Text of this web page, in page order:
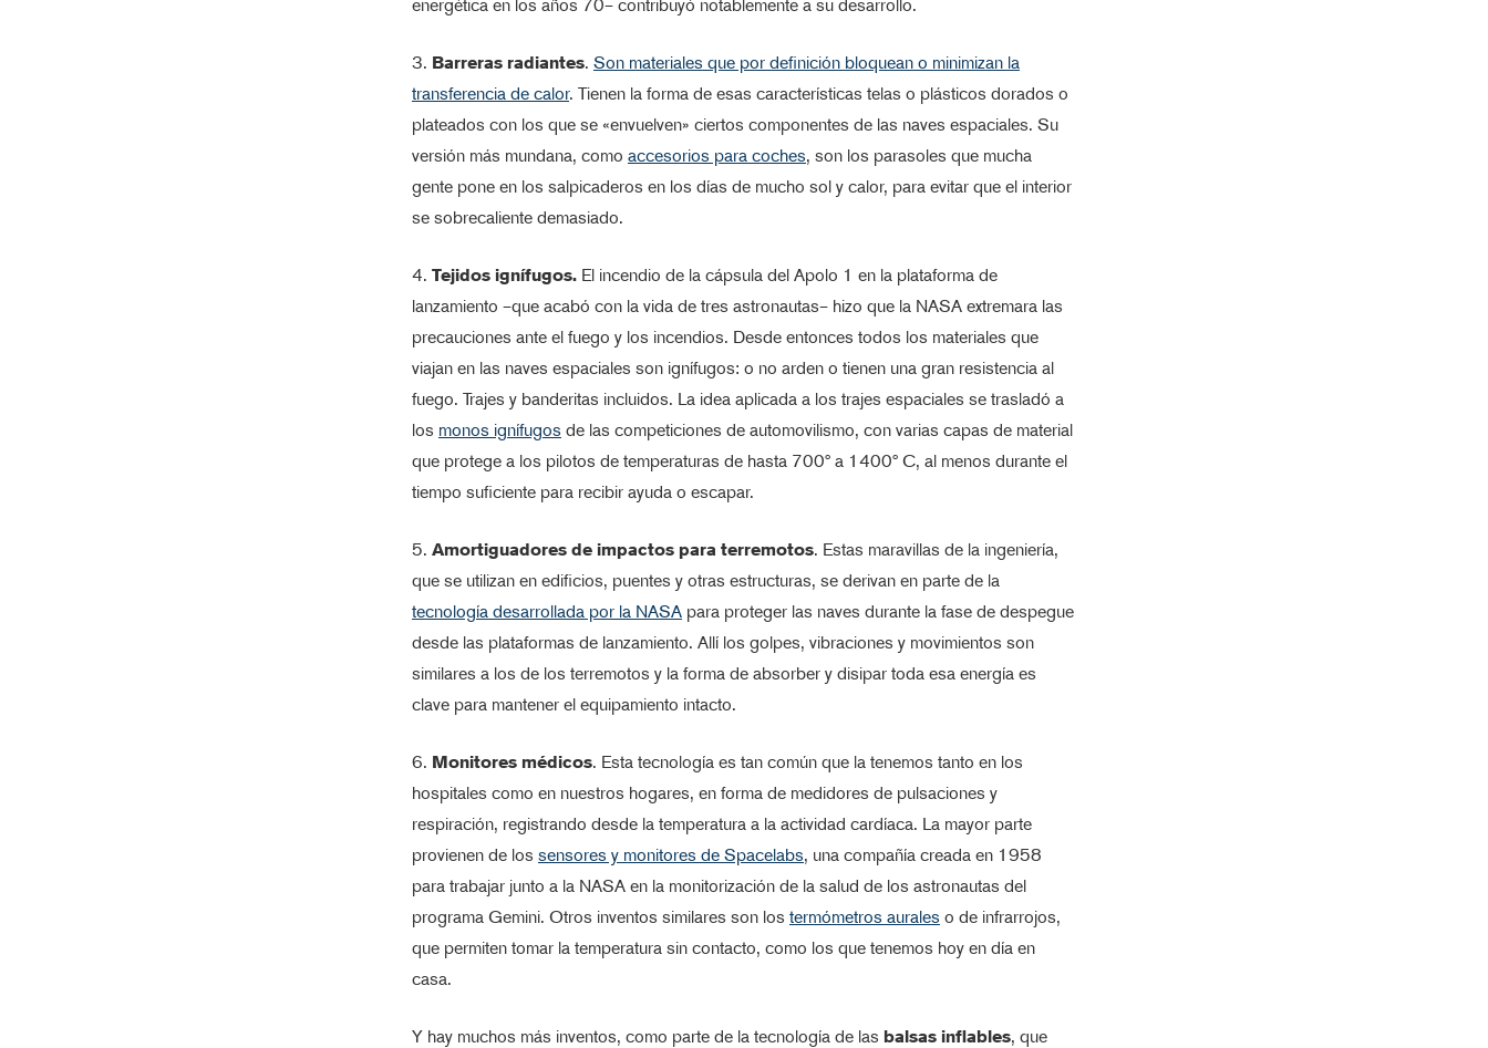
energética en los años 70– contribuyó notablemente a su desarrollo.
3. Barreras radiantes. Son materiales que por definición bloquean o minimizan la
transferencia de calor. Tienen la forma de esas características telas o plásticos dorados o
plateados con los que se «envuelven» ciertos componentes de las naves espaciales. Su
versión más mundana, como accesorios para coches, son los parasoles que mucha
gente pone en los salpicaderos en los días de mucho sol y calor, para evitar que el interior
se sobrecaliente demasiado.
4. Tejidos ignífugos. El incendio de la cápsula del Apolo 1 en la plataforma de
lanzamiento –que acabó con la vida de tres astronautas– hizo que la NASA extremara las
precauciones ante el fuego y los incendios. Desde entonces todos los materiales que
viajan en las naves espaciales son ignífugos: o no arden o tienen una gran resistencia al
fuego. Trajes y banderitas incluidos. La idea aplicada a los trajes espaciales se trasladó a
los monos ignífugos de las competiciones de automovilismo, con varias capas de material
que protege a los pilotos de temperaturas de hasta 700º a 1400º C, al menos durante el
tiempo suficiente para recibir ayuda o escapar.
5. Amortiguadores de impactos para terremotos. Estas maravillas de la ingeniería,
que se utilizan en edificios, puentes y otras estructuras, se derivan en parte de la
tecnología desarrollada por la NASA para proteger las naves durante la fase de despegue
desde las plataformas de lanzamiento. Allí los golpes, vibraciones y movimientos son
similares a los de los terremotos y la forma de absorber y disipar toda esa energía es
clave para mantener el equipamiento intacto.
6. Monitores médicos. Esta tecnología es tan común que la tenemos tanto en los
hospitales como en nuestros hogares, en forma de medidores de pulsaciones y
respiración, registrando desde la temperatura a la actividad cardíaca. La mayor parte
provienen de los sensores y monitores de Spacelabs, una compañía creada en 1958
para trabajar junto a la NASA en la monitorización de la salud de los astronautas del
programa Gemini. Otros inventos similares son los termómetros aurales o de infrarrojos,
que permiten tomar la temperatura sin contacto, como los que tenemos hoy en día en
casa.
Y hay muchos más inventos, como parte de la tecnología de las balsas inflables, que